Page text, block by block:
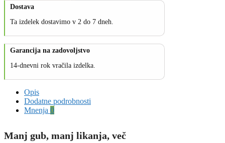
Dostava
Ta izdelek dostavimo v 2 do 7 dneh.
Garancija na zadovoljstvo
14-dnevni rok vračila izdelka.
Opis
Dodatne podrobnosti
Mnenja 0
Manj gub, manj likanja, več